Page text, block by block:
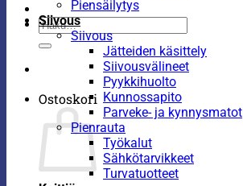
Etsi:
Ostoskori
Piensäilytys
Siivous
Siivous
Jätteiden käsittely
Siivousvälineet
Pyykkihuolto
Kunnossapito
Parveke- ja kynnysmatot
Pienrauta
Työkalut
Sähkötarvikkeet
Turvatuotteet